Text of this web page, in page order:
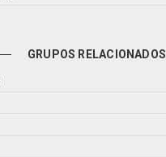
GRUPOS RELACIONADOS